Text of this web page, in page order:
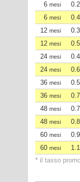
6 mesi
6 mesi
12 mesi
12 mesi
24 mesi
24 mesi
36 mesi
36 mesi
48 mesi
48 mesi
60 mesi
60 mesi
* il tasso